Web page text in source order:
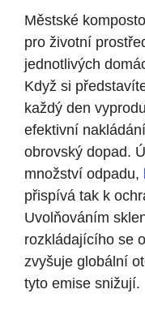
Městské
pro životní
jednotlivých
Když si
každý den
efektivní
obrovský dopad.
množství odpadu,
přispívá tak k
Uvolňováním
rozkládajícího se
zvyšuje globální
tyto ⁢emise‌ snižují.